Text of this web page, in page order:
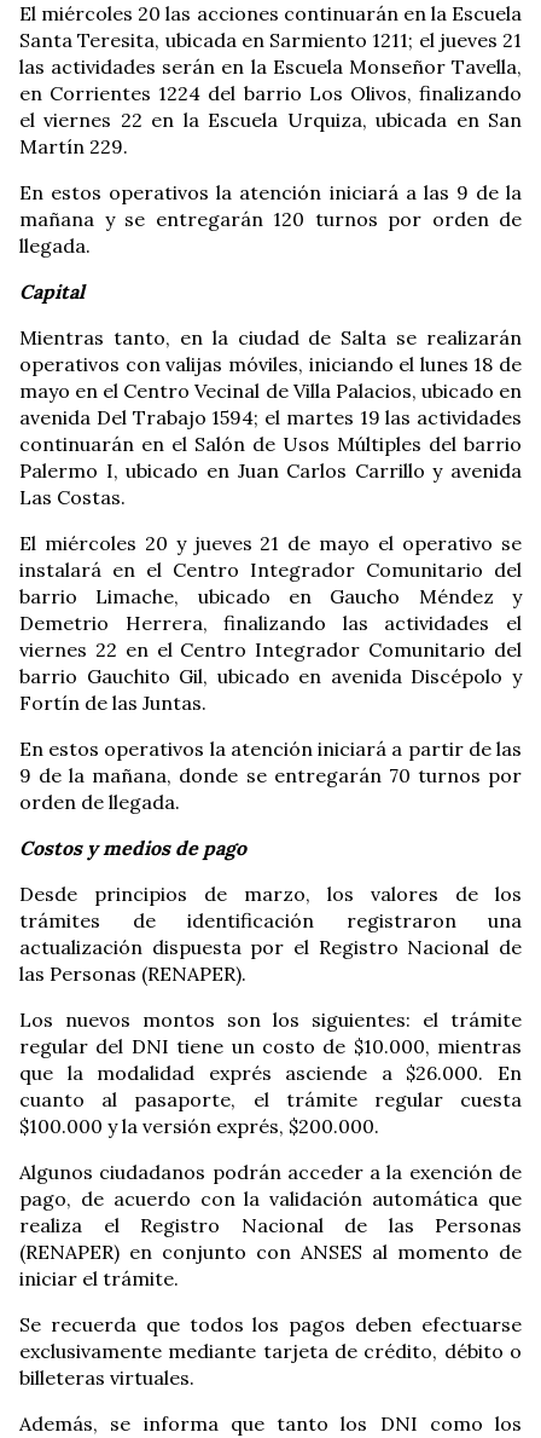
El miércoles 20 las acciones continuarán en la Escuela
Santa Teresita, ubicada en Sarmiento 1211; el jueves 21
las actividades serán en la Escuela Monseñor Tavella,
en Corrientes 1224 del barrio Los Olivos, finalizando
el viernes 22 en la Escuela Urquiza, ubicada en San
Martín 229.
En estos operativos la atención iniciará a las 9 de la
mañana y se entregarán 120 turnos por orden de
llegada.
Capital
Mientras tanto, en la ciudad de Salta se realizarán
operativos con valijas móviles, iniciando el lunes 18 de
mayo en el Centro Vecinal de Villa Palacios, ubicado en
avenida Del Trabajo 1594; el martes 19 las actividades
continuarán en el Salón de Usos Múltiples del barrio
Palermo I, ubicado en Juan Carlos Carrillo y avenida
Las Costas.
El miércoles 20 y jueves 21 de mayo el operativo se
instalará en el Centro Integrador Comunitario del
barrio Limache, ubicado en Gaucho Méndez y
Demetrio Herrera, finalizando las actividades el
viernes 22 en el Centro Integrador Comunitario del
barrio Gauchito Gil, ubicado en avenida Discépolo y
Fortín de las Juntas.
En estos operativos la atención iniciará a partir de las
9 de la mañana, donde se entregarán 70 turnos por
orden de llegada.
Costos y medios de pago
Desde principios de marzo, los valores de los
trámites de identificación registraron una
actualización dispuesta por el Registro Nacional de
las Personas (RENAPER).
Los nuevos montos son los siguientes: el trámite
regular del DNI tiene un costo de $10.000, mientras
que la modalidad exprés asciende a $26.000. En
cuanto al pasaporte, el trámite regular cuesta
$100.000 y la versión exprés, $200.000.
Algunos ciudadanos podrán acceder a la exención de
pago, de acuerdo con la validación automática que
realiza el Registro Nacional de las Personas
(RENAPER) en conjunto con ANSES al momento de
iniciar el trámite.
Se recuerda que todos los pagos deben efectuarse
exclusivamente mediante tarjeta de crédito, débito o
billeteras virtuales.
Además, se informa que tanto los DNI como los